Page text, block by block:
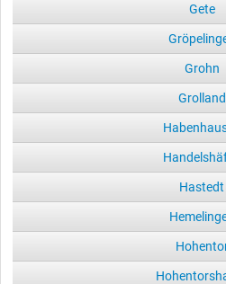
Gete
Grohn
Grolland
Hastedt